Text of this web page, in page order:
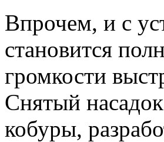
Впрочем, и с
становится
громкости
Снятый
кобуры,